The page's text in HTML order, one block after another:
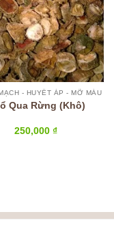
- HUYẾT ÁP - MỠ MÁU
Qua Rừng (Khô)
250,000 ₫